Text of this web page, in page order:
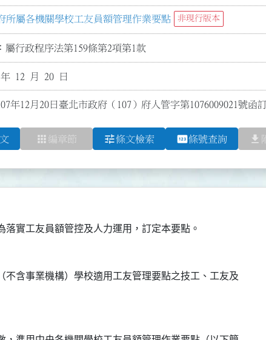
所屬各機關學校工友員額管理作業要點 非現行版本
屬行政程序法第159條第2項第1款
12 月 20 日
年12月20日臺北市政府（107）府人管字第1076009021號函
apps 編章節 tune條文檢索 pin條號查詢 file_download
不含事業機構）學校適用工友管理要點之技工、工友及